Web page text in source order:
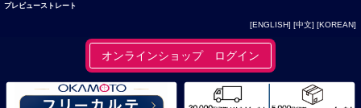
プレビューストレート
[ENGLISH] [中文] [KOREAN]
オンラインショップ ログイン